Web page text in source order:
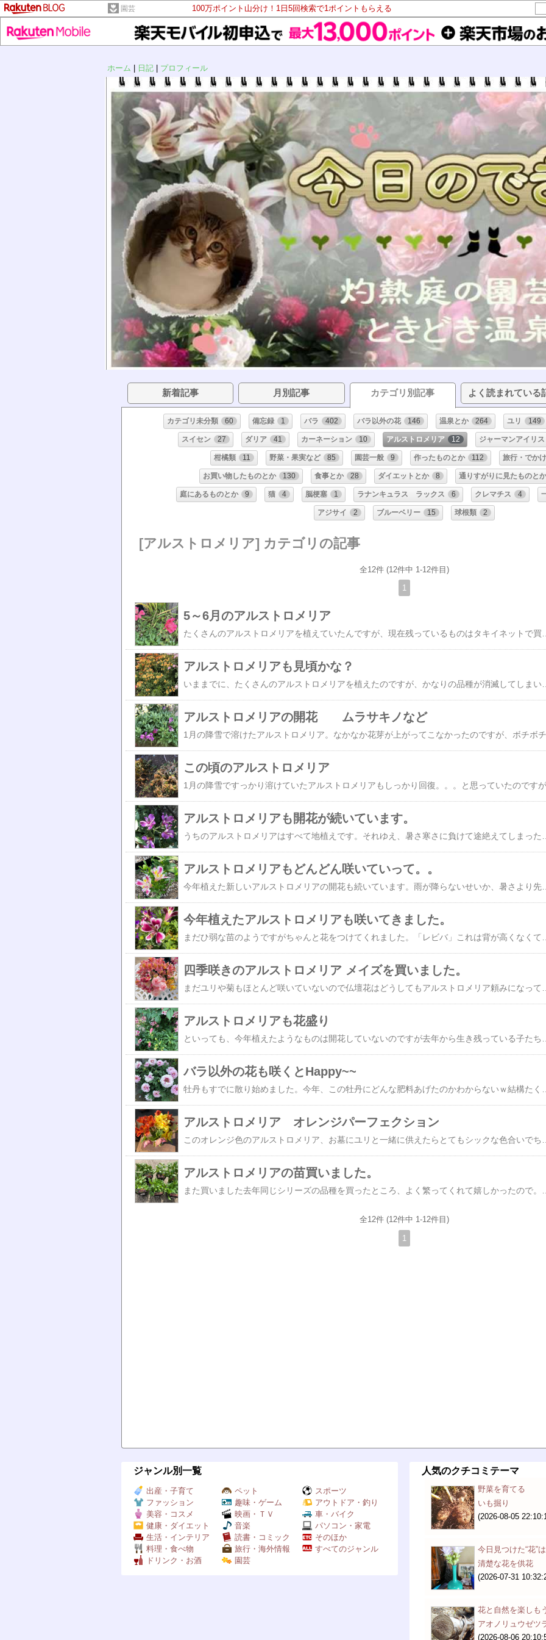
園芸 100万ポイント山分け！1日5回検索で1ポイントもらえる
ホーム
日記 プロフィール
新着記事 月別記事 カテゴリ別記事 よく読まれている
カテゴリ未分類 60 備忘録 1 バラ 402 バラ以外の花 146 温泉とか 264 ユリ 149
スイセン 27 ダリア 41 カーネーション 10 アルストロメリア 12 ジャーマンアイリス
柑橘類 11 野菜・果実など 85 園芸一般 9 作ったものとか 112 旅行・でか
お買い物したものとか 130 食事とか 28 ダイエットとか 8 通りすがりに見たものと
庭にあるものとか 9 猫 4 脳梗塞 1 ラナンキュラス ラックス 6 クレマチス 4
アジサイ 2 ブルーベリー 15 球根類 2
[アルストロメリア] カテゴリの記事
全12件 (12件中 1-12件目)
1
5～6月のアルストロメリア
アルストロメリアも見頃かな？
アルストロメリアの開花 ムラサキノなど
この頃のアルストロメリア
アルストロメリアも開花が続いています。
アルストロメリアもどんどん咲いていって。。
今年植えた新しいアルストロメリアの開花も続いています。雨が降らないせいか、暑さより先に乾燥で枯れそう。気がついたら水やりをしているのですが。。こちらは「ホノカ」「キホノカ」これは本当に消え入りそう。。「ラブミー」実際にもうだめだろうなという感じになってしまった子もいます。「トリプルハート」という品種なのですが残念。菊もどんどん増えてきて（増やしたからｗ）自分が剪定するときにわからなくなるので名札にいつ咲くかも書いています。咲く時期を書いていてもうちは暑いせいか早目に開花してしまいますので調整できたらいいなと思いますが。どれくらいの花の大きさかはわからないのですがポンポン咲きのものもたくさん買ったので開花が楽しみです。励みになりますので応援よろしくお願いしますm(__)m ↓ ↓ ↓ ↓ ↓にほんブログ村​​​​​​​​​​​​​ にほんブログ村
今年植えたアルストロメリアも咲いてきました。
四季咲きのアルストロメリア メイズを買いました。
アルストロメリアも花盛り
バラ以外の花も咲くとHappy~~
アルストロメリア オレンジパーフェクション
アルストロメリアの苗買いました。
全12件 (12件中 1-12件目)
1
ジャンル別一覧
出産・子育て
ファッション
美容・コスメ
健康・ダイエット
生活・インテリア
料理・食べ物
ドリンク・お酒
ペット
趣味・ゲーム
映画・ＴＶ
音楽
読書・コミック
旅行・海外情報
園芸
スポーツ
アウトドア・釣り
車・バイク
パソコン・家電
そのほか
すべてのジャンル
人気のクチコミテーマ
野菜を育てる
いも掘り
(2026-08-05
今日見つけた“花”
清楚な花を供花
(2026-07-31
花と自然を楽しも
アオノリュウゼツ
(2026-08-06